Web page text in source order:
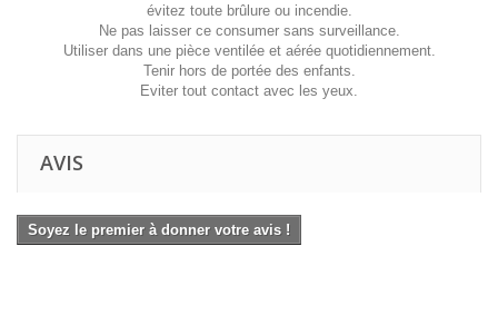
évitez toute brûlure ou incendie.
Ne pas laisser ce consumer sans surveillance.
Utiliser dans une pièce ventilée et aérée quotidiennement.
Tenir hors de portée des enfants.
Eviter tout contact avec les yeux.
AVIS
Soyez le premier à donner votre avis !